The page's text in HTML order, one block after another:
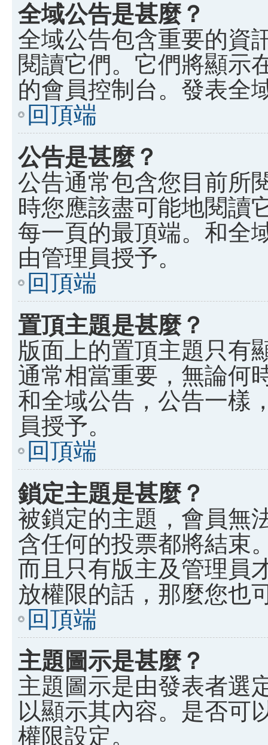
全域公告是甚麼？
全域公告包含重要的資
閱讀它們。它們將顯示
的會員控制台。發表全
回頂端
公告是甚麼？
公告通常包含您目前所
時您應該盡可能地閱讀
每一頁的最頂端。和全
由管理員授予。
回頂端
置頂主題是甚麼？
版面上的置頂主題只有
通常相當重要，無論何
和全域公告，公告一樣
員授予。
回頂端
鎖定主題是甚麼？
被鎖定的主題，會員無
含任何的投票都將結束
而且只有版主及管理員
放權限的話，那麼您也
回頂端
主題圖示是甚麼？
主題圖示是由發表者選
以顯示其內容。是否可
權限設定。